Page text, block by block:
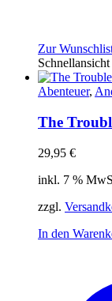
Zur
Schnellansicht
Abenteuer,
The
29,95 €
inkl. 7 %
zzgl.
In den